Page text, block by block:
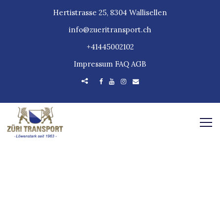
Hertistrasse 25, 8304 Wallisellen
info@zueritransport.ch
+41445002102
Impressum FAQ AGB